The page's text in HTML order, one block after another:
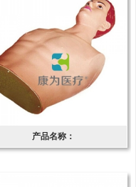
产品名称：